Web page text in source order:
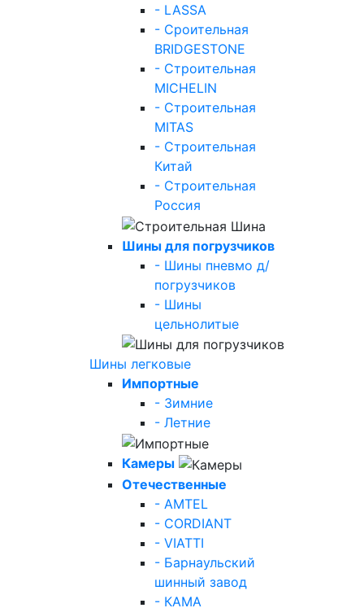
- LASSA
- Сроительная
BRIDGESTONE
- Строительная
MICHELIN
- Строительная
MITAS
- Строительная
Китай
- Строительная
Россия
Шины для погрузчиков
- Шины пневмо д/
погрузчиков
- Шины
цельнолитые
Шины легковые
Импортные
- Зимние
- Летние
Камеры
Отечественные
- AMTEL
- CORDIANT
- VIATTI
- Барнаульский
шинный завод
- КАМА